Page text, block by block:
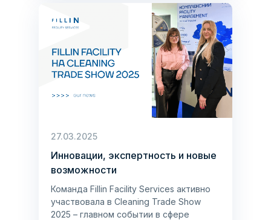
27.03.2025
Инновации, экспертность и новые
возможности
Команда Fillin Facility Services активно
участвовала в Cleaning Trade Show
2025 – главном событии в сфере